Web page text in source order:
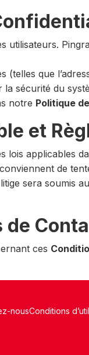
utilisateurs.
(telles que
la sécurité du
notre Politique
et
lois applicables
de
sera soumis
de
ces
nousConditions